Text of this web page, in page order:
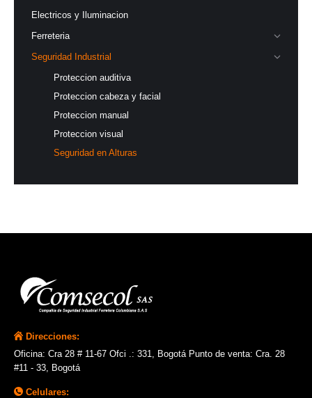
Electricos y Iluminacion
Ferreteria
Seguridad Industrial
Proteccion auditiva
Proteccion cabeza y facial
Proteccion manual
Proteccion visual
Seguridad en Alturas
Direcciones:
Oficina: Cra 28 # 11-67 Ofci .: 331, Bogotá Punto de venta: Cra. 28
#11 - 33, Bogotá
Celulares: